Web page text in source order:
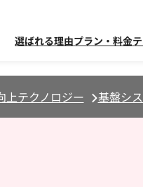
選ばれる理由プラン・料金
上テクノロジー 基盤シ